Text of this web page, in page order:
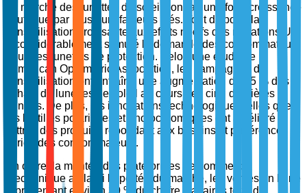
Le marché des lunettes de soleil connaît une forte croissance
soutenue par plusieurs facteurs clés. Tout d'abord, la
sensibilisation croissante aux effets nocifs des radiations UV
a considérablement stimulé la demande des consommateurs
pour des lunettes de protection. Selon une étude de
l'American Optometric Association, les campagnes de
sensibilisation ont entraîné une augmentation de 45 % des
achats de lunettes de soleil au cours des cinq dernières
années. De plus, les innovations technologiques telles que
les lentilles polarisées et photochromiques ont amélioré
l'attrait des produits, répondant aux besoins et préférences
variés des consommateurs.
En outre, la montée des plateformes de commerce
électronique a élargi la portée du marché, les ventes en ligne
représentant environ 30 % du chiffre d'affaires total du